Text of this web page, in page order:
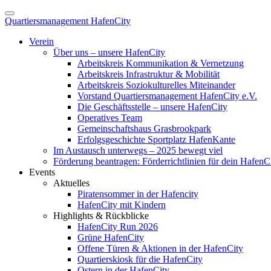
Quartiersmanagement HafenCity
Verein
Über uns – unsere HafenCity
Arbeitskreis Kommunikation & Vernetzung
Arbeitskreis Infrastruktur & Mobilität
Arbeitskreis Soziokulturelles Miteinander
Vorstand Quartiersmanagement HafenCity e.V.
Die Geschäftsstelle – unsere HafenCity
Operatives Team
Gemeinschaftshaus Grasbrookpark
Erfolgsgeschichte Sportplatz HafenKante
Im Austausch unterwegs – 2025 bewegt viel
Förderung beantragen: Förderrichtlinien für dein
Events
Aktuelles
Piratensommer in der Hafencity
HafenCity mit Kindern
Highlights & Rückblicke
HafenCity Run 2026
Grüne HafenCity
Offene Türen & Aktionen in der HafenCity
Quartierskiosk für die HafenCity